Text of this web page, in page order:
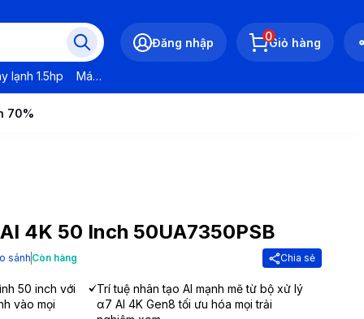
lạnh 1.5hp Máy lạnh LG
Đăng nhập 0Giỏ hàng
70%
4K 50 Inch 50UA7350PSB
sánh Còn hàng Chia sẻ
50 inch với
vào mọi
Trí tuệ nhân tạo AI mạnh mẽ từ bộ xử lý
α7 AI 4K Gen8 tối ưu hóa mọi trải